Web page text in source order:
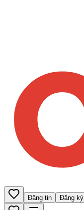
Đăng tin Đăng ký